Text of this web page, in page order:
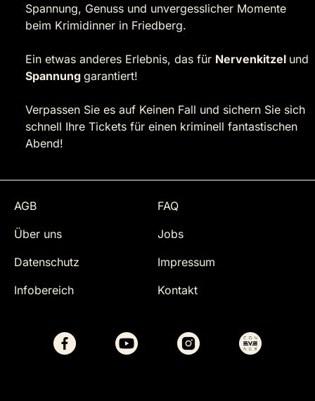
Spannung, Genuss und unvergesslicher Momente
beim Krimidinner in Friedberg.
Ein etwas anderes Erlebnis, das für Nervenkitzel und
Spannung garantiert!
Verpassen Sie es auf Keinen Fall und sichern Sie sich
schnell Ihre Tickets für einen kriminell fantastischen
Abend!
AGB
FAQ
Über uns
Jobs
Datenschutz
Impressum
Infobereich
Kontakt